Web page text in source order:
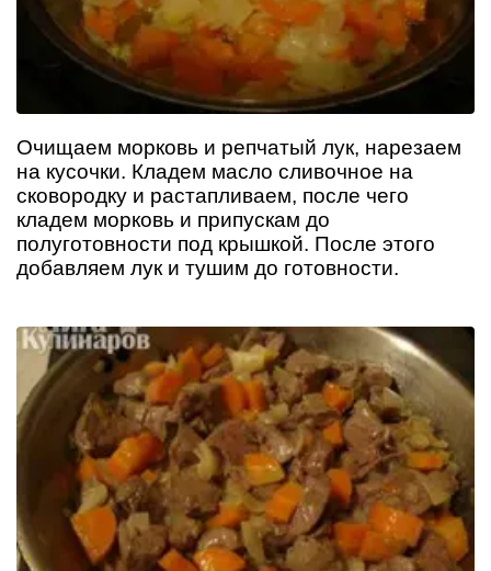
Очищаем морковь и репчатый лук, нарезаем
на кусочки. Кладем масло сливочное на
сковородку и растапливаем, после чего
кладем морковь и припускам до
полуготовности под крышкой. После этого
добавляем лук и тушим до готовности.